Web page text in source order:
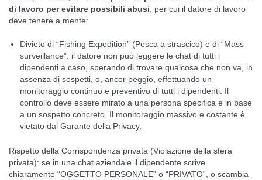
di lavoro per evitare possibili abusi , per cui il datore di lavoro
deve tenere a mente:
Divieto di “Fishing Expedition” (Pesca a strascico) e di “Mass
surveillance”: il datore non può leggere le chat di tutti i
dipendenti a caso, sperando di trovare qualcosa che non va, in
assenza di sospetti, o, ancor peggio, effettuando un
monitoraggio continuo e preventivo di tutti i dipendenti. Il
controllo deve essere mirato a una persona specifica e in base
a un sospetto concreto. Il monitoraggio massivo e costante è
vietato dal Garante della Privacy.
Rispetto della Corrispondenza privata (Violazione della sfera
privata): se in una chat aziendale il dipendente scrive
chiaramente “OGGETTO PERSONALE” o “PRIVATO”, o scambia